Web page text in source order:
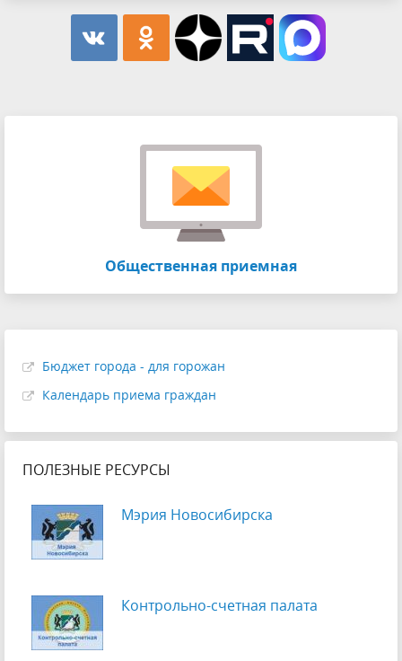
Общественная приемная
Бюджет города - для горожан
Календарь приема граждан
ПОЛЕЗНЫЕ РЕСУРСЫ
Мэрия Новосибирска
Контрольно-счетная палата